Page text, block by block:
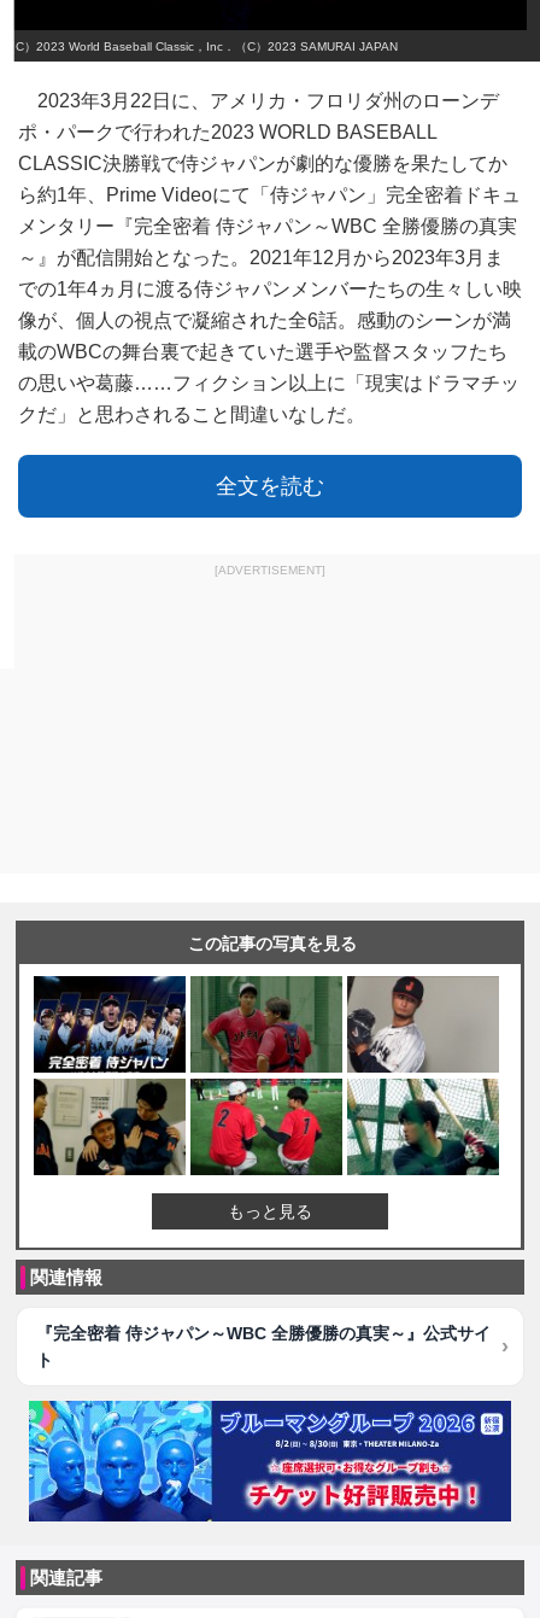
（C）2023 World Baseball Classic，Inc．（C）2023 SAMURAI JAPAN
2023年3月22日に、アメリカ・フロリダ州のローンデ
ポ・パークで行われた2023 WORLD BASEBALL
CLASSIC決勝戦で侍ジャパンが劇的な優勝を果たしてか
ら約1年、Prime Videoにて「侍ジャパン」完全密着ドキュ
メンタリー『完全密着 侍ジャパン～WBC 全勝優勝の真実
～』が配信開始となった。2021年12月から2023年3月ま
での1年4ヵ月に渡る侍ジャパンメンバーたちの生々しい映
像が、個人の視点で凝縮された全6話。感動のシーンが満
載のWBCの舞台裏で起きていた選手や監督スタッフたち
の思いや葛藤……フィクション以上に「現実はドラマチッ
クだ」と思わされること間違いなしだ。
全文を読む
[ADVERTISEMENT]
この記事の写真を見る
もっと見る
関連情報
『完全密着 侍ジャパン～WBC 全勝優勝の真実～』公式サイ
ト
関連記事